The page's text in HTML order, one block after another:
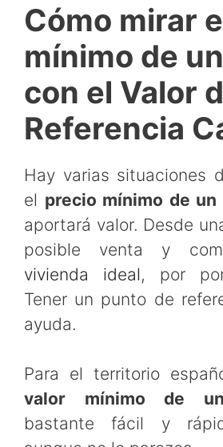
Cómo mirar
mínimo de
con el Valor
Referencia
Hay varias situaciones
el precio mínimo de un
aportará valor. Desde
posible venta y
vivienda ideal, por
Tener un punto de
ayuda.
Para el territorio
valor mínimo de
bastante fácil y